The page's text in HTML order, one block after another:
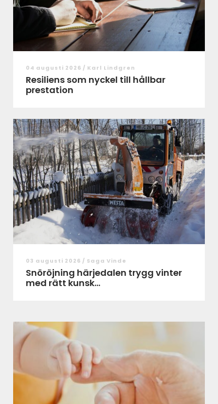
04 augusti 2026 / Karl Lindgren
Resiliens som nyckel till hållbar
prestation
03 augusti 2026 / Saga Vinde
Snöröjning härjedalen trygg vinter
med rätt kunsk...